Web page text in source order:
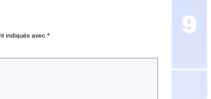
indiqués avec *